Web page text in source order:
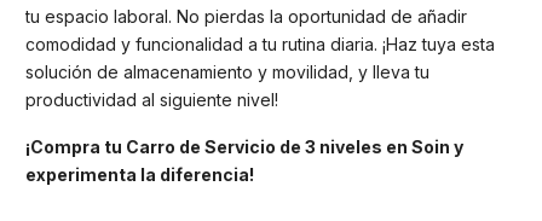
tu espacio laboral. No pierdas la oportunidad de añadir
comodidad y funcionalidad a tu rutina diaria. ¡Haz tuya esta
solución de almacenamiento y movilidad, y lleva tu
productividad al siguiente nivel!
¡Compra tu Carro de Servicio de 3 niveles en Soin y
experimenta la diferencia!